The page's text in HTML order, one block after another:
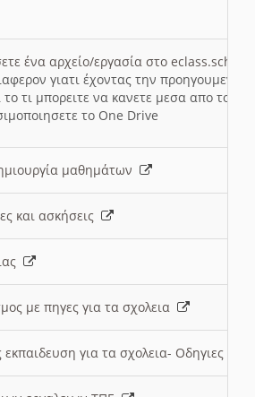
ένα αρχείο/εργασία στο eclass.sch.gr
γιατι έχοντας την
το τι μπορειτε να κανετε μεσα απο το
το One Drive
μαθημάτων
και ασκήσεις
με πηγες για τα σχολεια
για τα σχολεια- Οδηγιες